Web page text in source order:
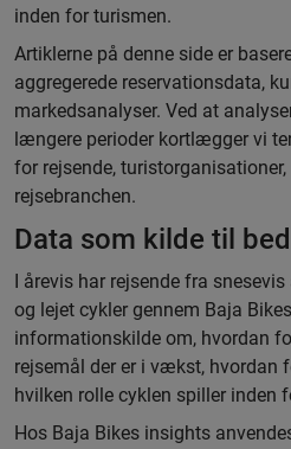
inden for turismen.
Artiklerne på denne side er
aggregerede reservationsdata,
markedsanalyser. Ved at
længere perioder kortlægger vi
for rejsende,
rejsebranchen.
Data som kilde til
I årevis har rejsende fra
og lejet cykler gennem Baja
informationskilde om, hvordan
rejsemål der er i vækst, hvordan
hvilken rolle cyklen spiller inden
Hos Baja Bikes insights